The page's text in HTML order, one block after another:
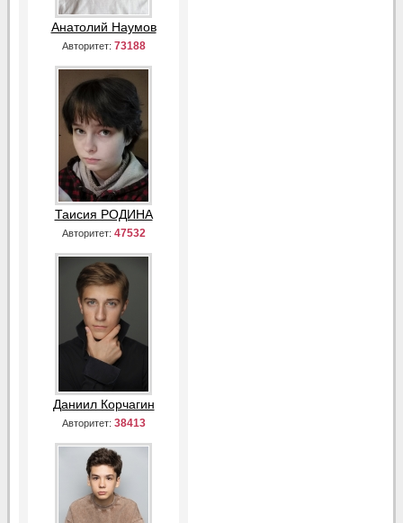
Анатолий Наумов
Авторитет: 73188
Таисия РОДИНА
Авторитет: 47532
Даниил Корчагин
Авторитет: 38413